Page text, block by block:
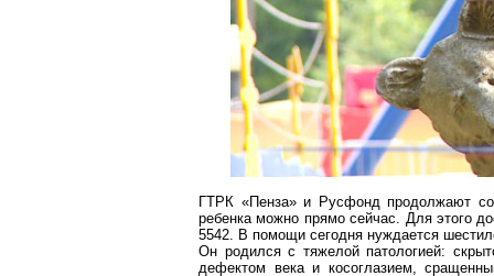
ГТРК «Пенза» и Русфондпродолжают
ребенка можно прямо сейчас. Для этого
5542. В помощи сегодня нуждается
Он родился с тяжелой патологией:
дефектом века и косоглазием,